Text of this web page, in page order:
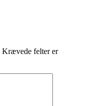
Krævede felter er